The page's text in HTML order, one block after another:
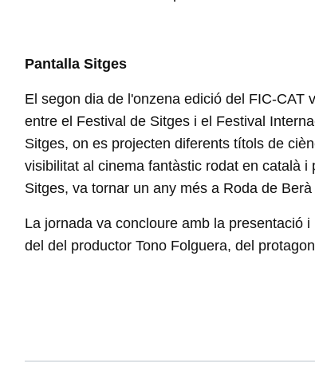
Pantalla Sitges
El segon dia de l'onzena edició del FIC-CAT
entre el Festival de Sitges i el Festival
Sitges, on es projecten diferents títols de
visibilitat al cinema fantàstic rodat en català
Sitges, va tornar un any més a Roda de
La jornada va concloure amb la presentació
del del productor Tono Folguera, del